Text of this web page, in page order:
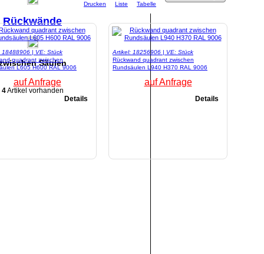
Rückwände
Säulen
4Artikel vorhanden
Drucken Liste Tabelle
18488906 | VE: Stück
quadrant zwischen
L605 H600 RAL 9006
auf Anfrage
Details
Artikel: 18256906 | VE: Stück
Rückwand quadrant zwischen
Rundsäulen L940 H370 RAL 9006
auf Anfrage
Details